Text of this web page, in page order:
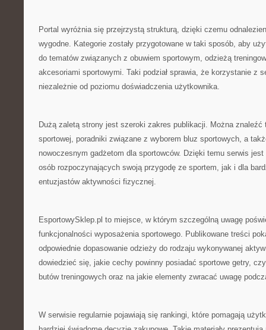
Portal wyróżnia się przejrzystą strukturą, dzięki czemu
wygodne. Kategorie zostały przygotowane w taki sposób, aby
do tematów związanych z obuwiem sportowym, odzieżą
akcesoriami sportowymi. Taki podział sprawia, że korzystanie z
niezależnie od poziomu doświadczenia użytkownika.
Dużą zaletą strony jest szeroki zakres publikacji. Można
sportowej, poradniki związane z wyborem bluz sportowych, a
nowoczesnym gadżetom dla sportowców. Dzięki temu serwis
osób rozpoczynających swoją przygodę ze sportem, jak i dla
entuzjastów aktywności fizycznej.
EsportowySklep.pl to miejsce, w którym szczególną uwagę
funkcjonalności wyposażenia sportowego. Publikowane treści
odpowiednie dopasowanie odzieży do rodzaju wykonywanej
dowiedzieć się, jakie cechy powinny posiadać sportowe getry,
butów treningowych oraz na jakie elementy zwracać uwagę
W serwisie regularnie pojawiają się rankingi, które pomagają